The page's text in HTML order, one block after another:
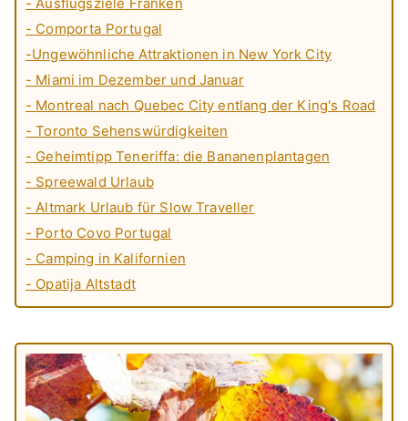
- Ausflugsziele Franken
- Comporta Portugal
-Ungewöhnliche Attraktionen in New York City
- Miami im Dezember und Januar
- Montreal nach Quebec City entlang der King's Road
- Toronto Sehenswürdigkeiten
- Geheimtipp Teneriffa: die Bananenplantagen
- Spreewald Urlaub
- Altmark Urlaub für Slow Traveller
- Porto Covo Portugal
- Camping in Kalifornien
- Opatija Altstadt